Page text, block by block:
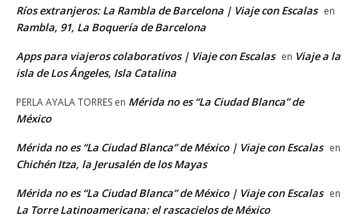
Ríos extranjeros: La Rambla de Barcelona | Viaje con Escalas en
Rambla, 91, La Boquería de Barcelona
Apps para viajeros colaborativos | Viaje con Escalas en Viaje a la
isla de Los Ángeles, Isla Catalina
PERLA AYALA TORRES en Mérida no es “La Ciudad Blanca” de
México
Mérida no es “La Ciudad Blanca” de México | Viaje con Escalas en
Chichén Itza, la Jerusalén de los Mayas
Mérida no es “La Ciudad Blanca” de México | Viaje con Escalas en
La Torre Latinoamericana: el rascacielos de México